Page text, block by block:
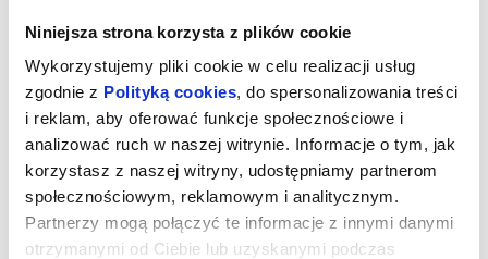
Niniejsza strona korzysta z plików cookie
Wykorzystujemy pliki cookie w celu realizacji usług
zgodnie z Polityką cookies, do spersonalizowania treści
i reklam, aby oferować funkcje społecznościowe i
analizować ruch w naszej witrynie. Informacje o tym, jak
korzystasz z naszej witryny, udostępniamy partnerom
społecznościowym, reklamowym i analitycznym.
Partnerzy mogą połączyć te informacje z innymi danymi
otrzymanymi od Ciebie lub uzyskanymi podczas
Sprzedaż biletów on-line na wydarzenie
została zakończona.